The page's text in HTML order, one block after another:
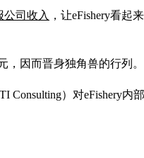
公司收入 ，让eFishery看
，因而晋身独角兽的行列。
Consulting）对eFishery